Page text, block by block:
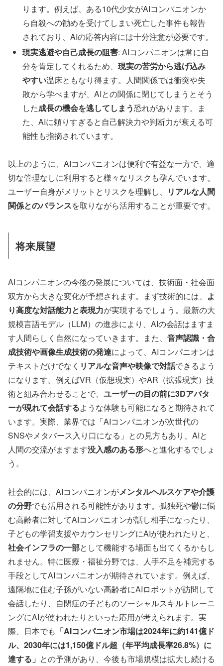
ります。例えば、ある10代少女がAIコンパニオンか
ら自殺への勧めを受けてしまい死亡した事件も報告
されており、AIの応答内容には十分注意が必要です。
現実逃避や自己成長の阻害: AIコンパニオンは常に自
分を肯定してくれるため、現実の苦労から逃げ込み
やすい温床ともなり得ます。人間関係では衝突や失
敗から学べますが、AIとの関係に閉じてしまうとそう
した成長の機会を逃してしまう恐れがあります。ま
た、AIに頼りすぎると自己解決力や判断力が衰える可
能性も指摘されています。
以上のように、AIコンパニオンは便利で有益な一方で、適
切な管理なしに利用すると様々なリスクも孕んでいます。
ユーザー自身がメリットとリスクを理解し、
リアルな人間
関係とのバランスを取りながら活用することが重要です。
将来展望
AIコンパニオンの今後の発展については、技術面・社会面
双方から大きな変化が予想されます。まず技術的には、 よ
り高度な対話能力と表現力が実現するでしょう。最新の大
規模言語モデル（LLM）の進歩により、AIの会話はますま
す人間らしく自然になっていきます。また、 音声認識・合
成技術や画像生成技術の発達によって、AIコンパニオンは
テキストだけでなく リアルな音声や映像で対話できるよう
になります。例えばVR（仮想現実）やAR（拡張現実）技
術と組み合わせることで、 ユーザーの目の前に3Dアバタ
ーが現れて会話するような体験も可能になると期待されて
います。実際、業界では「AIコンパニオンが次世代の
SNSやメタバース入り口になる」との見方もあり、AIと
人間の交流がますます没入感のある形へと進化するでしょ
う。
社会的には、AIコンパニオンがメンタルヘルスケアや介護
の分野でも活用される可能性があります。孤独死や鬱に悩
む高齢者に対してAIコンパニオンが話し相手になったり、
子どもの学習支援やカウンセリングにAIが使われたりと、
社会インフラの一部として機能する場面も出てくるかもし
れません。特に医療・福祉分野では、人手不足を補完する
手段としてAIコンパニオンが期待されています。例えば、
遠隔地に住む子孫がいない高齢者にAIロボットが訪問して
会話したり、自閉症の子どものソーシャルスキルトレーニ
ングにAIが使われたりといった応用が考えられます。実
際、日本でも 「AIコンパニオン市場は2024年に約141億ド
ル、2030年には1,150億ドル超（年平均成長率26.8%）に
達する」 との予測があり、今後も市場規模は拡大し続ける